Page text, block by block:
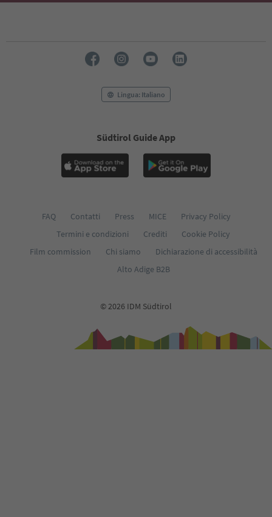
Lingua: Italiano
Südtirol Guide App
FAQ Contatti Press MICE
Privacy Policy
Termini e condizioni
Crediti
Cookie Policy
Film commission
Chi siamo
Dichiarazione di accessibilità
Alto Adige B2B
© 2026 IDM Südtirol